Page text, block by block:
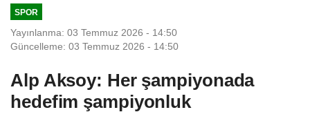
SPOR
Yayınlanma: 03 Temmuz 2026 - 14:50
Güncelleme: 03 Temmuz 2026 - 14:50
Alp Aksoy: Her şampiyonada
hedefim şampiyonluk